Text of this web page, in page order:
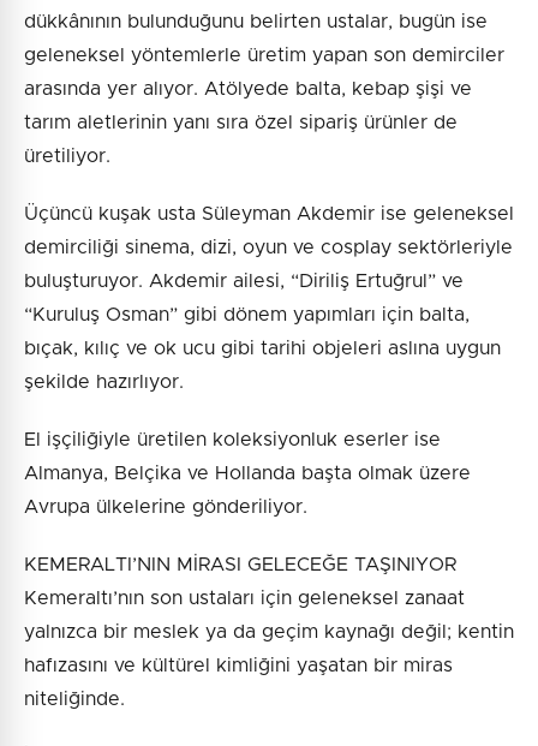
dükkânının bulunduğunu belirten ustalar, bugün ise
geleneksel yöntemlerle üretim yapan son demirciler
arasında yer alıyor. Atölyede balta, kebap şişi ve
tarım aletlerinin yanı sıra özel sipariş ürünler de
üretiliyor.
Üçüncü kuşak usta Süleyman Akdemir ise geleneksel
demirciliği sinema, dizi, oyun ve cosplay sektörleriyle
buluşturuyor. Akdemir ailesi, “Diriliş Ertuğrul” ve
“Kuruluş Osman” gibi dönem yapımları için balta,
bıçak, kılıç ve ok ucu gibi tarihi objeleri aslına uygun
şekilde hazırlıyor.
El işçiliğiyle üretilen koleksiyonluk eserler ise
Almanya, Belçika ve Hollanda başta olmak üzere
Avrupa ülkelerine gönderiliyor.
KEMERALTI’NIN MİRASI GELECEĞE TAŞINIYOR
Kemeraltı’nın son ustaları için geleneksel zanaat
yalnızca bir meslek ya da geçim kaynağı değil; kentin
hafızasını ve kültürel kimliğini yaşatan bir miras
niteliğinde.